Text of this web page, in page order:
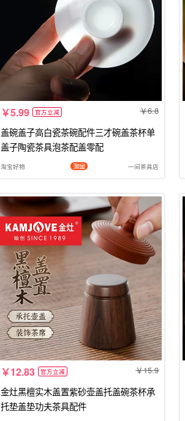
5.99 官方立减 6.8
盖碗盖子高白瓷茶碗配件三才碗盖茶杯单
盖子陶瓷茶具泡茶配盖零配
淘宝好物 一间茶具店
12.83 官方立减 15.9
金灶黑檀实木盖置紫砂壶盖托盖碗茶杯承
托垫盖垫功夫茶具配件